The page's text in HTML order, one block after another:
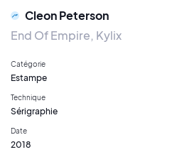
Cleon Peterson
End Of Empire, Kylix
Catégorie
Estampe
Technique
Sérigraphie
Date
2018